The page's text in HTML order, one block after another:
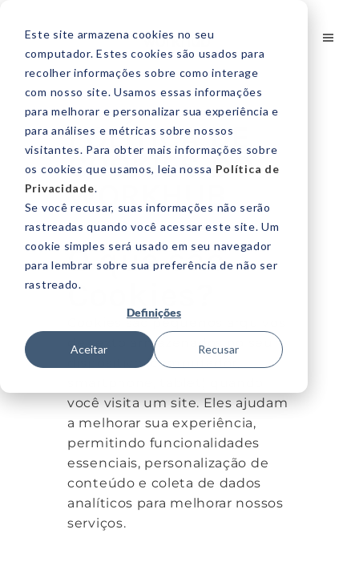
Este site armazena cookies no seu
computador. Estes cookies são usados para
recolher informações sobre como interage
com nosso site. Usamos essas informações
para melhorar e personalizar sua experiência e
para análises e métricas sobre nossos
visitantes. Para obter mais informações sobre
os cookies que usamos, leia nossa Política de
Privacidade.
Se você recusar, suas informações não serão
rastreadas quando você acessar este site. Um
cookie simples será usado em seu navegador
para lembrar sobre sua preferência de não ser
rastreado.
Definições
Aceitar Recusar
POLÍTICA DE
COOKIES DO
WORKHUB
O que são
Cookies?
Cookies são pequenos arquivos
de texto armazenados no seu
dispositivo (computador,
você visita um site. Eles ajudam
a melhorar sua experiência,
permitindo funcionalidades
essenciais, personalização de
conteúdo e coleta de dados
analíticos para melhorar nossos
serviços.